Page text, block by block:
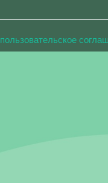
пользовательское